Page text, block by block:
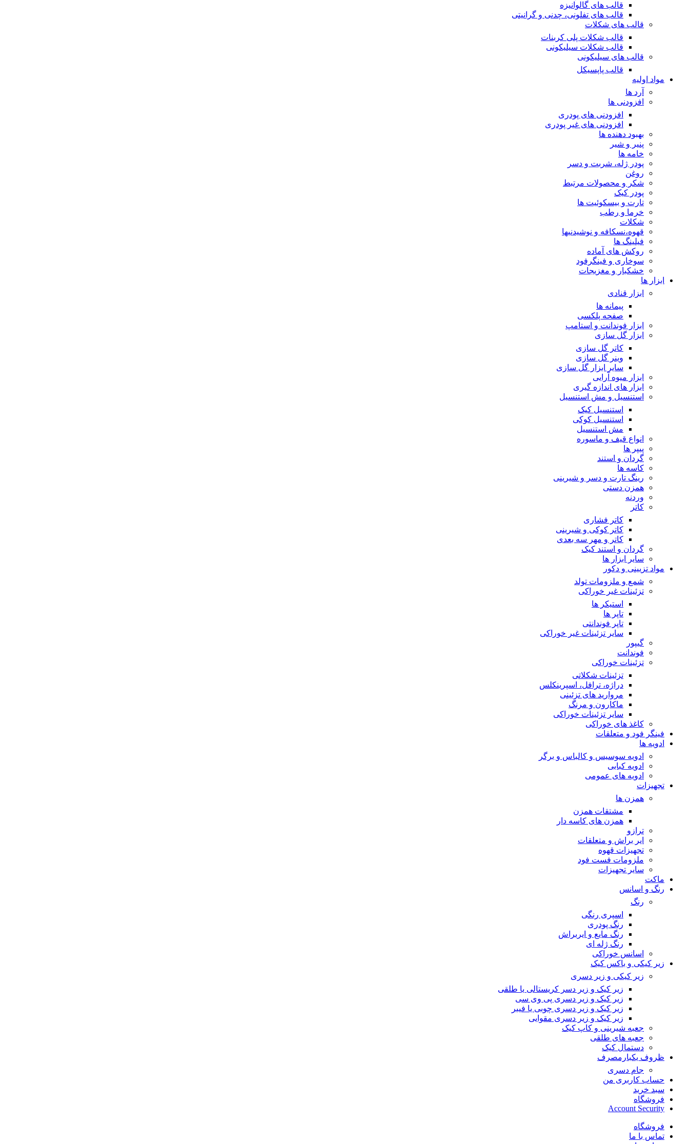
قالب های گالوانیزه
قالب های تفلونی، چدنی و گرانیتی
قالب های شکلات
قالب شکلات پلی کربنات
قالب شکلات سیلیکونی
قالب های سیلیکونی
قالب پاپسیکل
مواد اولیه
آرد ها
افزودنی ها
افزودنی های پودری
افزودنی های غیر پودری
بهبود دهنده ها
پنیر و شیر
خامه ها
پودر ژله، شربت و دسر
روغن
شکر و محصولات مرتبط
پودر کیک
تارت و بیسکوئیت ها
خرما و رطب
شکلات
قهوه،نسکافه و نوشیدنیها
فیلینگ ها
روکش های آماده
سوخاری و فینگرفود
خشکبار و مغزیجات
ابزار ها
ابزار قنادی
پیمانه ها
صفحه پلکسی
ابزار فوندانت و استامپ
ابزار گل سازی
کاتر گل سازی
وینر گل سازی
سایر ابزار گل سازی
ابزار میوه آرایی
ابزار های اندازه گیری
استنسیل و مش استنسیل
استنسیل کیک
استنسیل کوکی
مش استنسیل
انواع قیف و ماسوره
پیپر ها
گردان و استند
کاسه ها
رینگ تارت و دسر و شیرینی
همزن دستی
وردنه
کاتر
کاتر فشاری
کاتر کوکی و شیرینی
کاتر و مهر سه بعدی
گردان و استند کیک
سایر ابزار ها
مواد تزیینی و دکور
شمع و ملزومات تولد
تزئینات غیر خوراکی
استیکر ها
تاپر ها
تاپر فوندانتی
سایر تزئینات غیر خوراکی
گیپور
فوندانت
تزئینات خوراکی
تزئینات شکلاتی
دراژه، ترافل، اسپرینکلس
مروارید های تزئینی
ماکارون و مرنگ
سایر تزئینات خوراکی
کاغذ های خوراکی
فینگر فود و متعلقات
ادویه ها
ادویه سوسیس و کالباس و برگر
ادویه کبابی
ادویه های عمومی
تجهیزات
همزن ها
مشتقات همزن
همزن های کاسه دار
ترازو
ایر براش و متعلقات
تجهیزات قهوه
ملزومات فست فود
سایر تجهیزات
ماکت
رنگ و اسانس
رنگ
اسپری رنگی
رنگ پودری
رنگ مایع و ایربراش
رنگ ژله ای
اسانس خوراکی
زیر کیکی و باکس کیک
زیر کیکی و زیر دسری
زیر کیک و زیر دسر کریستالی یا طلقی
زیر کیک و زیر دسری پی وی سی
زیر کیک و زیر دسری چوبی یا فیبر
زیر کیک و زیر دسری مقوایی
جعبه شیرینی و کاپ کیک
جعبه های طلقی
دستمال کیک
ظروف یکبارمصرف
جام دسری
حساب کاربری من
سبد خرید
فروشگاه
Account Security
فروشگاه
تماس با ما